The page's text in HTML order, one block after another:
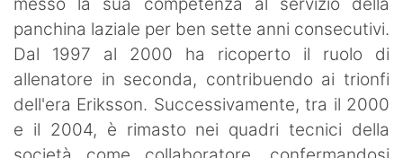
messo la sua competenza al servizio della
panchina laziale per ben sette anni consecutivi.
Dal 1997 al 2000 ha ricoperto il ruolo di
allenatore in seconda, contribuendo ai trionfi
dell'era Eriksson. Successivamente, tra il 2000
e il 2004, è rimasto nei quadri tecnici della